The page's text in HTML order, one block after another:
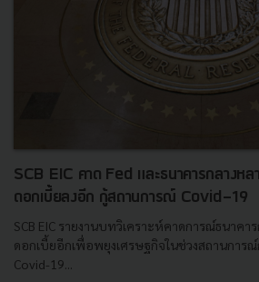
SCB EIC คาด Fed และธนาคารกลางหล
ดอกเบี้ยลงอีก กู้สถานการณ์ Covid-19
SCB EIC รายงานบทวิเคราะห์คาดการณ์ธนาคา
ดอกเบี้ยอีกเพื่อพยุงเศรษฐกิจในช่วงสถานการ
Covid-19...